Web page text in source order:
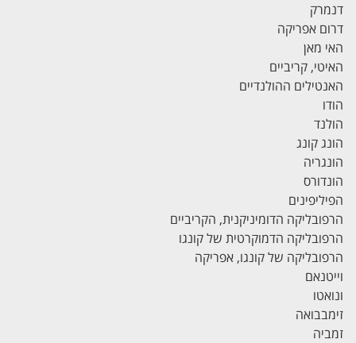
דנמרק
דרום אפריקה
האי מאן
האיטי, קריביים
האנטילים ההולנדיים
הודו
הולנד
הונג קונג
הונגריה
הונדורס
הפיליפינים
הרפובליקה הדומיניקנית, הקריביים
הרפובליקה הדמוקרטית של קונגו
הרפובליקה של קונגו, אפריקה
וייטנאם
ונואטו
זימבבואה
זמביה